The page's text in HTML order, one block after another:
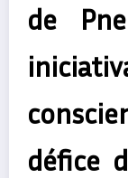
de
défice